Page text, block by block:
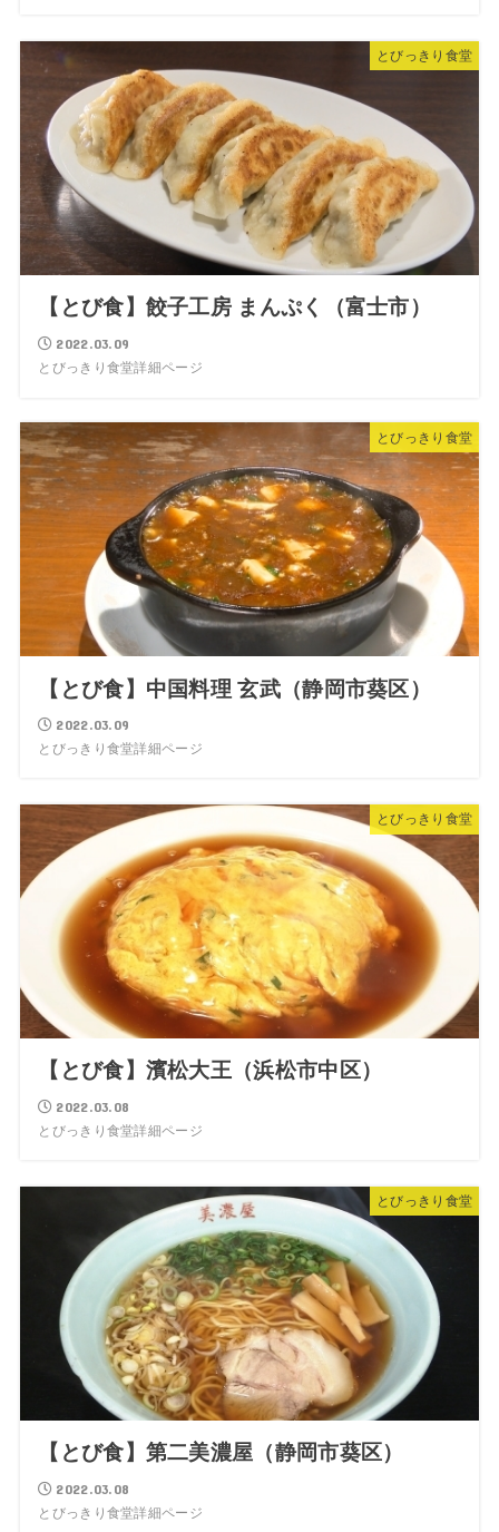
とびっきり食堂
【とび食】餃子工房 まんぷく（富士市）
2022.03.09
とびっきり食堂詳細ページ
とびっきり食堂
【とび食】中国料理 玄武（静岡市葵区）
2022.03.09
とびっきり食堂詳細ページ
とびっきり食堂
【とび食】濱松大王（浜松市中区）
2022.03.08
とびっきり食堂詳細ページ
とびっきり食堂
【とび食】第二美濃屋（静岡市葵区）
2022.03.08
とびっきり食堂詳細ページ